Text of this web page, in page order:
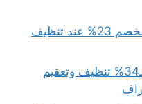
شركة تنظيف فرشات بالخرج بـخصم 23% عند تنظيف
شركة تنظيف مكاتب بالرياض بـ34% تنظيف وتعقيم